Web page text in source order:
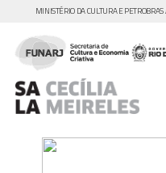
MINISTÉRIO DA CULTURA E